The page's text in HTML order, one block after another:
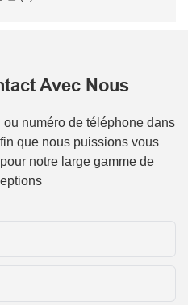
Avec Nous
ou numéro de téléphone dans
que nous puissions vous
notre large gamme de